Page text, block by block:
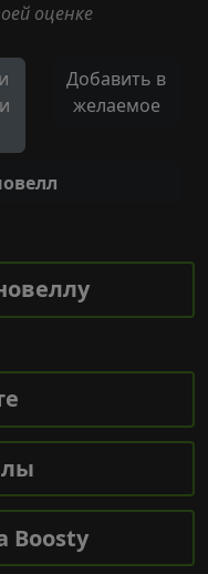
оценке
Добавить в
желаемое
Boosty